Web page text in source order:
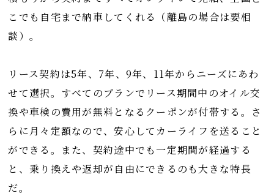
こでも自宅まで納車してくれる（離島の場合は要相
談）。
リース契約は5年、7年、9年、11年からニーズにあわ
せて選択。すべてのプランでリース期間中のオイル交
換や車検の費用が無料となるクーポンが付帯する。さ
らに月々定額なので、安心してカーライフを送ること
ができる。また、契約途中でも一定期間が経過する
と、乗り換えや返却が自由にできるのも大きな特長
だ。